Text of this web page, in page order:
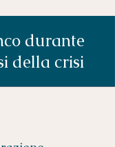
durante
della crisi